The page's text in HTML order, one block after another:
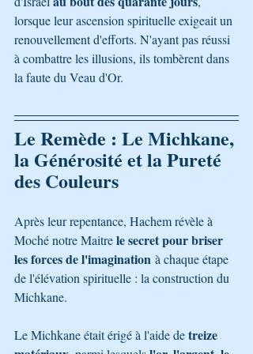
lorsque leur ascension spirituelle exigeait un
renouvellement d'efforts. N'ayant pas réussi
à combattre les illusions, ils tombèrent dans
la faute du Veau d'Or.
Le Remède : Le Michkane,
la Générosité et la Pureté
des Couleurs
Après leur repentance, Hachem révèle à
Moché notre Maitre le secret pour briser
les forces de l'imagination à chaque étape
de l'élévation spirituelle : la construction du
Michkane.
Le Michkane était érigé à l'aide de treize